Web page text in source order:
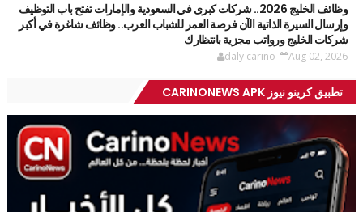
وظائف الخليج 2026.. شركات كبرى في السعودية والإمارات تفتح باب التوظيف
وإرسال السيرة الذاتية الآن فرصة العمر للشباب العرب.. وظائف شاغرة في أكبر
شركات الخليج ورواتب مجزية بانتظارك
daly carino Aug 02, 2026
تطبيق كرينو نيوز CARINONEWS APK